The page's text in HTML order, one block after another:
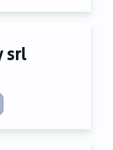
srl